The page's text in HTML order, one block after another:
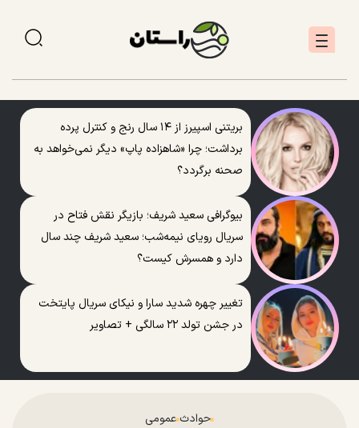
بریتنی اسپیرز از ۱۴ سال رنج و کنترل پرده
برداشت؛ چرا «شاهزاده پاپ» دیگر نمی‌خواهد به
صحنه برگردد؟
بیوگرافی سعید شریف؛ بازیگر نقش فتاح در
سریال رویای نیمه‌شب؛ سعید شریف چند سال
دارد و همسرش کیست؟
تغییر چهره شدید سارا و نیکای سریال پایتخت
در جشن تولد ۲۲ سالگی + تصاویر
حوادث عمومی